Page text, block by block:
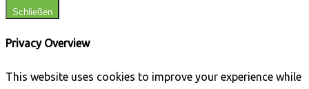
Schließen
Privacy Overview
This website uses cookies to improve your experience while